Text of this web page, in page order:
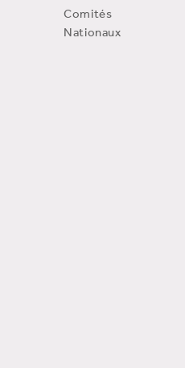
Comités
Nationaux